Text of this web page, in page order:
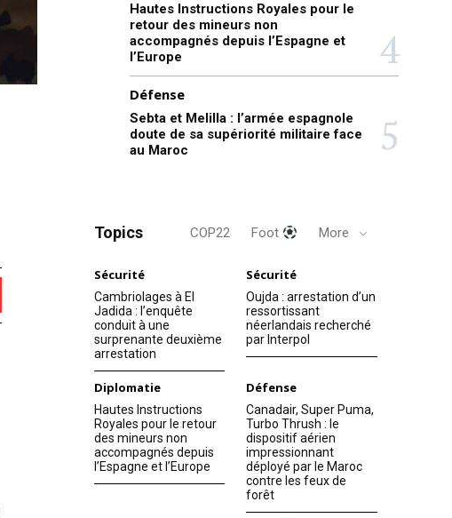
Hautes Instructions Royales pour le
retour des mineurs non
accompagnés depuis l’Espagne et
l’Europe
Défense
Sebta et Melilla : l’armée espagnole
doute de sa supériorité militaire face
au Maroc
Topics COP22 Foot More
Sécurité
Cambriolages à El
Jadida : l’enquête
conduit à une
surprenante deuxième
arrestation
Sécurité
Oujda : arrestation d’un
ressortissant
néerlandais recherché
par Interpol
Diplomatie
Hautes Instructions
Royales pour le retour
des mineurs non
accompagnés depuis
l’Espagne et l’Europe
Défense
Canadair, Super Puma,
Turbo Thrush : le
dispositif aérien
impressionnant
déployé par le Maroc
contre les feux de
forêt